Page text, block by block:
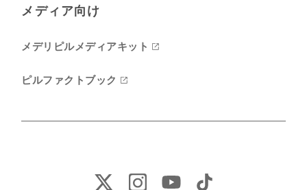
メディア向け
メデリピルメディアキット
ピルファクトブック